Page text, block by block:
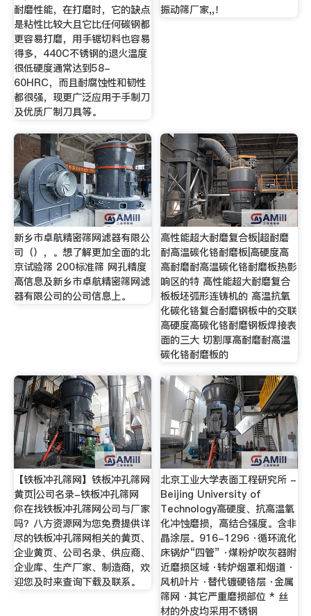
耐磨性能，在打磨时，它的缺点
是粘性比较大且它比任何碳钢都
更容易打磨，用手锯切料也容易
得多，440C不锈钢的退火温度
很低硬度通常达到58-
60HRC，而且耐腐蚀性和韧性
都很强，现更广泛应用于手制刀
及优质厂制刀具等。
振动筛厂家,,！
新乡市卓航精密筛网滤器有限公
司（），。想了解更加全面的北
京试验筛 200标准筛 网孔精度
高信息及新乡市卓航精密筛网滤
器有限公司的公司信息上。
高性能超大耐磨复合板|超耐磨
耐高温碳化铬耐磨板|高硬度高
高耐磨耐高温碳化铬耐磨板热影
响区的特 高性能超大耐磨复合
板板坯弧形连铸机的 高温抗氧
化碳化铬复合耐磨钢板中的交联
高硬度高碳化铬耐磨钢板焊接表
面的三大 切割厚高耐磨耐高温
碳化铬耐磨板的
【铁板冲孔筛网】铁板冲孔筛网
黄页|公司名录-铁板冲孔筛网
你在找铁板冲孔筛网公司与厂家
吗？八方资源网为您免费提供详
尽的铁板冲孔筛网相关的黄页、
企业黄页、公司名录、供应商、
企业库、生产厂家、制造商，欢
迎您及时来查询下载及联系。
北京工业大学表面工程研究所 -
Beijing University of
Technology高硬度、抗高温氧
化冲蚀磨损，高结合强度。含非
晶涂层。916-1296 ·循环流化
床锅炉“四管” ·煤粉炉吹灰器附
近磨损区域 ·转炉烟罩和烟道 ·
风机叶片 ·替代镀硬铬层 ·金属
筛网 ·其它严重磨损部位 * 丝
材的外皮均采用不锈钢